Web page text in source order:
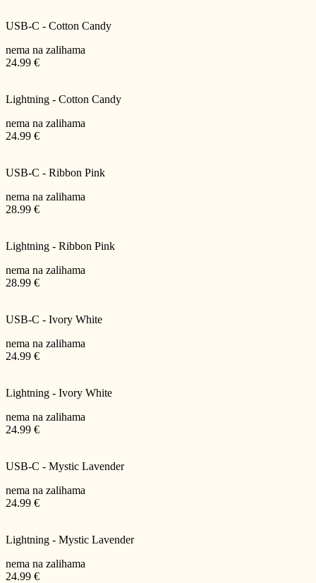
USB-C - Cotton Candy
nema na zalihama
24.99 €
Lightning - Cotton Candy
nema na zalihama
24.99 €
USB-C - Ribbon Pink
nema na zalihama
28.99 €
Lightning - Ribbon Pink
nema na zalihama
28.99 €
USB-C - Ivory White
nema na zalihama
24.99 €
Lightning - Ivory White
nema na zalihama
24.99 €
USB-C - Mystic Lavender
nema na zalihama
24.99 €
Lightning - Mystic Lavender
nema na zalihama
24.99 €